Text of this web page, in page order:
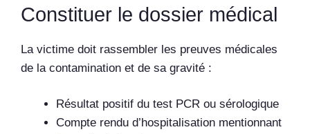
Constituer le dossier médical
La victime doit rassembler les preuves médicales
de la contamination et de sa gravité :
Résultat positif du test PCR ou sérologique
Compte rendu d’hospitalisation mentionnant